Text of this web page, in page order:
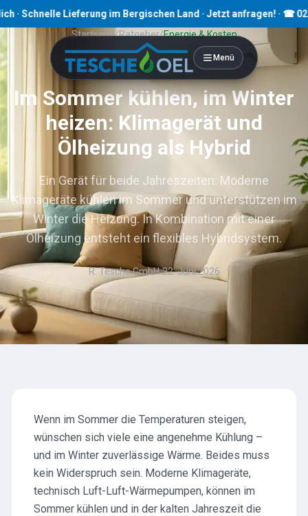
Lieferung im Bergischen Land · Jetzt anfragen! · ☎ 02191
Menü
Startseite/Ratgeber/Energie & Kosten
Min. Lesezeit
Im Sommer kühlen, im Winter
heizen: Klimagerät und
Ölheizung als Hybrid
Ein Gerät für beide Jahreszeiten: Moderne
Klimageräte kühlen im Sommer und unterstützen im
Winter die Heizung. In Kombination mit einer
Ölheizung entsteht ein flexibles Hybridsystem.
R. Tesche GmbH 22. Juni 2026
Wenn im Sommer die Temperaturen steigen,
wünschen sich viele eine angenehme Kühlung –
und im Winter zuverlässige Wärme. Beides muss
kein Widerspruch sein. Moderne Klimageräte,
technisch Luft-Luft-Wärmepumpen, können im
Sommer kühlen und in der kalten Jahreszeit die